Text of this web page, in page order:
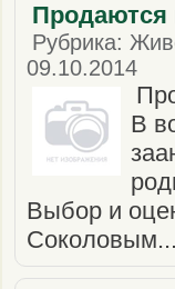
Продаются
Рубрика:
09.10.2014
В
Выбор и